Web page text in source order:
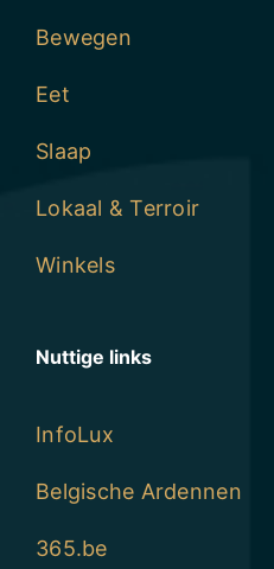
Bewegen
Eet
Slaap
Lokaal & Terroir
Winkels
Nuttige links
InfoLux
Belgische Ardennen
365.be